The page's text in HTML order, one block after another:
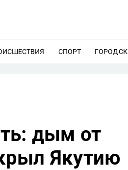
ЕЩЕ
СПОРТ ЕЩЕ
дым от
Якутию